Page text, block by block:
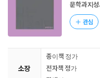
문학과지
관심
소장
종이책 정가
전자책 정가